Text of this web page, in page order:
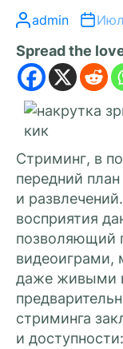
admin
Spread the
Стриминг, в
передний
и
восприятия
позволяющий
даже живыми
стриминга
и